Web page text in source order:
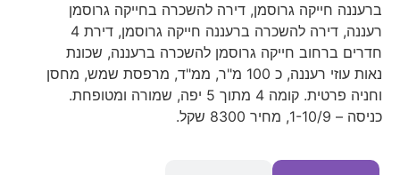
ברעננה חייקה גרוסמן, דירה להשכרה בחייקה גרוסמן
רעננה, דירה להשכרה ברעננה חייקה גרוסמן, דירת 4
חדרים ברחוב חייקה גרוסמן להשכרה ברעננה, שכונת
נאות עוזי רעננה, כ 100 מ"ר, ממ"ד, מרפסת שמש, מחסן
וחניה פרטית. קומה 4 מתוך 5 יפה, שמורה ומטופחת.
כניסה – 1-10/9, מחיר 8300 שקל.